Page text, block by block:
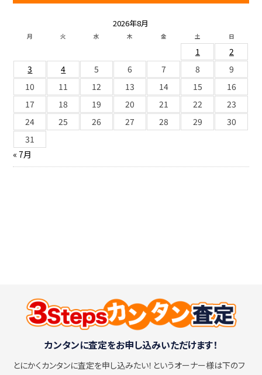
2026年8月
月 火 水 木 金 土 日
1
2
3
4 5 6 7 8
9
10
11 12 13 14 15
16
17
18 19 20 21 22
23
24
25 26 27 28 29
30
31
« 7月
カンタンに査定をお申し込みいただけます！
とにかくカンタンに査定を申し込みたい！ というオーナー様は下のフ